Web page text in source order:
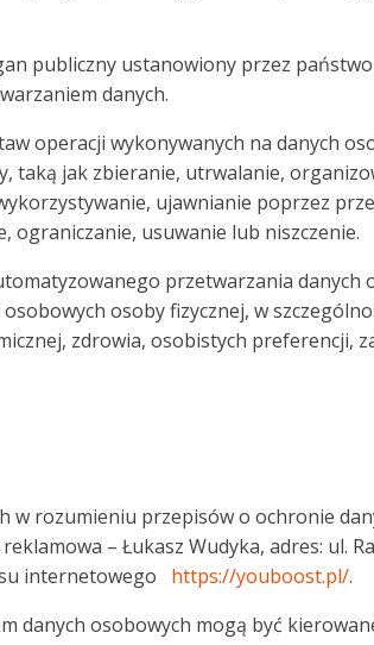
publiczny ustanowiony przez
danych.
operacji wykonywanych na danych
taką jak zbieranie, utrwalanie,
ujawnianie poprzez
ograniczanie, usuwanie lub niszczenie.
przetwarzania
osoby fizycznej, w
zdrowia, osobistych preferencji,
rozumieniu przepisów o ochronie
– Łukasz Wudyka, adres: ul.
internetowego https://youboost.pl/.
danych osobowych mogą być